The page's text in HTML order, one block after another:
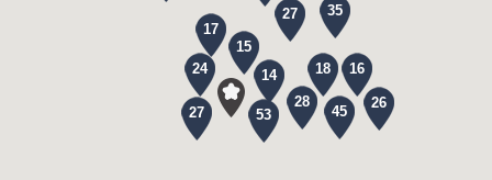
35
27
16
26
53
14
45
17
15
18
24
28
27